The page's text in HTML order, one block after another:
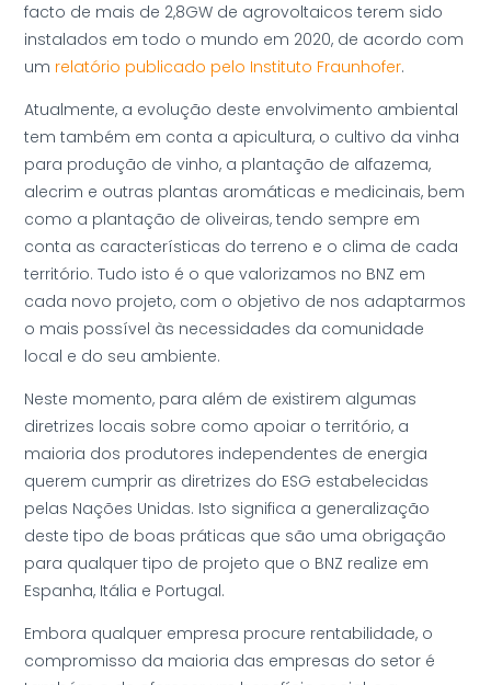
facto de mais de 2,8GW de agrovoltaicos terem sido
instalados em todo o mundo em 2020, de acordo com
um relatório publicado pelo Instituto Fraunhofer.
Atualmente, a evolução deste envolvimento ambiental
tem também em conta a apicultura, o cultivo da vinha
para produção de vinho, a plantação de alfazema,
alecrim e outras plantas aromáticas e medicinais, bem
como a plantação de oliveiras, tendo sempre em
conta as características do terreno e o clima de cada
território. Tudo isto é o que valorizamos no BNZ em
cada novo projeto, com o objetivo de nos adaptarmos
o mais possível às necessidades da comunidade
local e do seu ambiente.
Neste momento, para além de existirem algumas
diretrizes locais sobre como apoiar o território, a
maioria dos produtores independentes de energia
querem cumprir as diretrizes do ESG estabelecidas
pelas Nações Unidas. Isto significa a generalização
deste tipo de boas práticas que são uma obrigação
para qualquer tipo de projeto que o BNZ realize em
Espanha, Itália e Portugal.
Embora qualquer empresa procure rentabilidade, o
compromisso da maioria das empresas do setor é